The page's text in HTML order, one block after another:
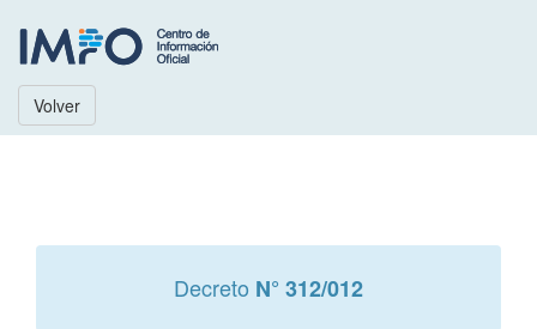
Volver
Decreto N° 312/012